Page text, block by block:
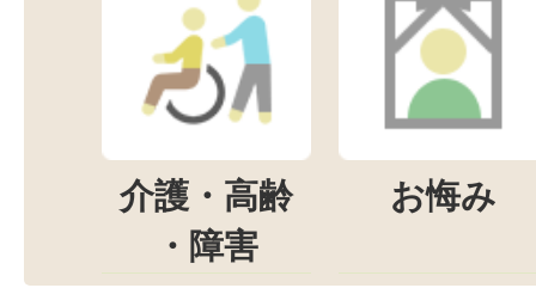
介護・高齢
・障害
お悔み